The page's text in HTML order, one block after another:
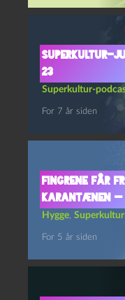
Superkultur-
23
Superkultur-
For 7 år siden
Fingrene får
karantænen
Hygge,
For 5 år siden